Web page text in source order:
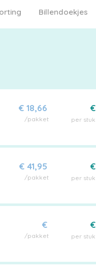
Billendoekjes
€ 18,66
/pakket
€
per stuk
€ 41,95
/pakket
€
per stuk
€
/pakket
€
per stuk